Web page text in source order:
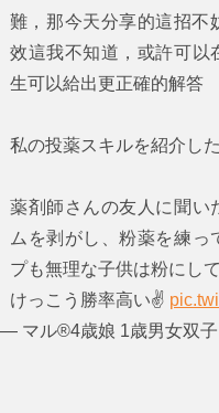
難，那今天分享的這招不
效這我不知道，或許可以
生可以給出更正確的解答
私の投薬スキルを紹介した
薬剤師さんの友人に聞い
ムを剥がし、粉薬を練っ
プも無理な子供は粉にし
けっこう勝率高い✌️
— マル®︎4歳娘 1歳男女双子